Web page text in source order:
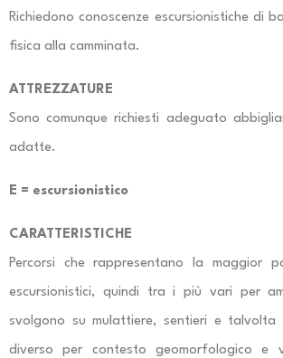
Richiedono conoscenze escursionistiche di
fisica alla camminata.
ATTREZZATURE
Sono comunque richiesti adeguato
adatte.
E = escursionistico
CARATTERISTICHE
Percorsi che rappresentano la maggior
escursionistici, quindi tra i più vari per
svolgono su mulattiere, sentieri e talvolta
diverso per contesto geomorfologico e